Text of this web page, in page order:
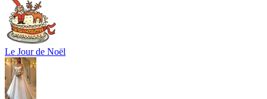
Le Jour de Noël